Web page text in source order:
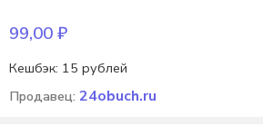
99,00₽
Кешбэк: 15 рублей
Продавец: 24obuch.ru